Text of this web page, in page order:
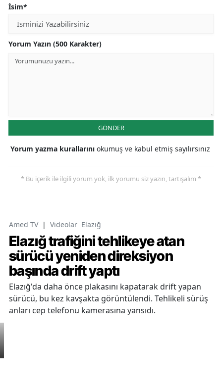
İsim*
Yorum Yazın (500 Karakter)
GÖNDER
Yorum yazma kurallarını okumuş ve kabul etmiş sayılırsınız
* Bu içerik ile ilgili yorum yok, ilk yorumu siz yazın, tartışalım *
Amed TV | Videolar Elazığ
Elazığ trafiğini tehlikeye atan
sürücü yeniden direksiyon
başında drift yaptı
Elazığ'da daha önce plakasını kapatarak drift yapan
sürücü, bu kez kavşakta görüntülendi. Tehlikeli sürüş
anları cep telefonu kamerasına yansıdı.